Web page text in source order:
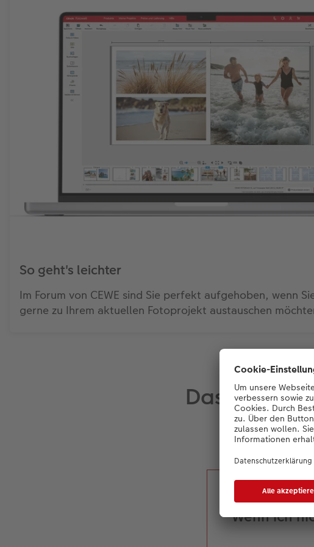
So geht's leichter
Im Forum von CEWE sind Sie perfekt aufgehoben, wenn
gerne zu Ihrem aktuellen Fotoprojekt austauschen
Das sagen
Das
Wenn ich